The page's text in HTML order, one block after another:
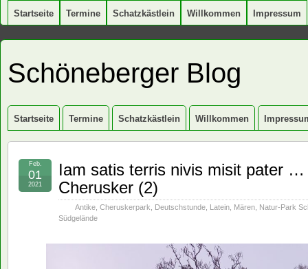
Startseite Termine Schatzkästlein Willkommen Impressum
Schöneberger Blog
Startseite Termine Schatzkästlein Willkommen
Iam satis terris nivis misit pater
Cherusker (2)
Antike Cheruskerpark Deutschstunde Latein Mären Natur-Park
Südgelände
Feb.
01
2021